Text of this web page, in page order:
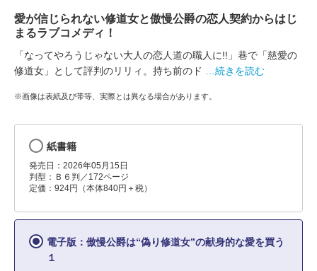
愛が信じられない修道女と傲慢公爵の恋人契約からはじ
まるラブコメディ！
「なってやろうじゃない大人の恋人道の職人に!!」巷で「慈愛の
修道女」として評判のリリィ。持ち前のド
…続きを読む
※画像は表紙及び帯等、実際とは異なる場合があります。
紙書籍
発売日：2026年05月15日
判型：Ｂ６判／172ページ
定価：924円（本体840円＋税）
電子版：傲慢公爵は“偽り修道女”の献身的な愛を買う
１